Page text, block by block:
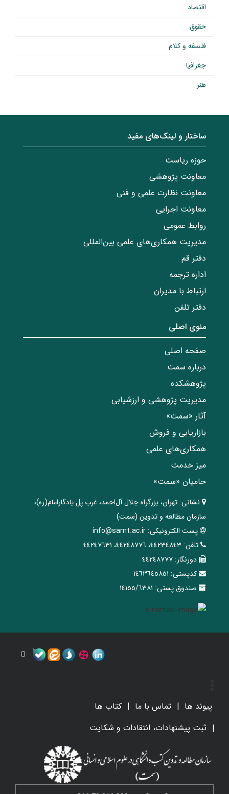
اقتصاد
حقوق
فلسفه و کلام
جغرافیا
هنر
ساختار‌‌ و‌‌ لینک‌های مفید
حوزه ریاست
معاونت پژوهشی
معاونت نظارت علمی و فنی
معاونت اجرایی
روابط عمومی
مدیریت همکاری‌های علمی بین‌المللی
دفتر قم
اداره ترجمه
ارتباط با مدیران
دفتر تلفن
منوی اصلی
صفحه اصلی
درباره سمت
پژوهشکده
مدیریت پژوهشی و ارزشیابی
آثار «سمت»
بازاریابی و فروش
همکاری‌های علمی
میز خدمت
حامیان «سمت»
نشانی: تهران، ‌بزرگراه ‌جلال آل‌احمد، غرب پل يادگار‌امام(ره)‌،
سازمان مطالعه و تدوین‌ (سمت)
پست الکترونیکی: info@samt.ac.ir
تلفن: ٤٤٢٣٤٨٤٣، ٤٤٢٤٨٧٧٦، ٤٤٢٤٧٦٣١
دورنگار: ٤٤٢٤٨٧٧٧
کدپستی: ١٤٦٣٦٤٥٨٥١
صندوق پستی: ١٤١٥٥/٦٣٨١
پیوند ها تماس با ما
کتاب ها
ثبت پیشنهادات، انتقادات و شکایت